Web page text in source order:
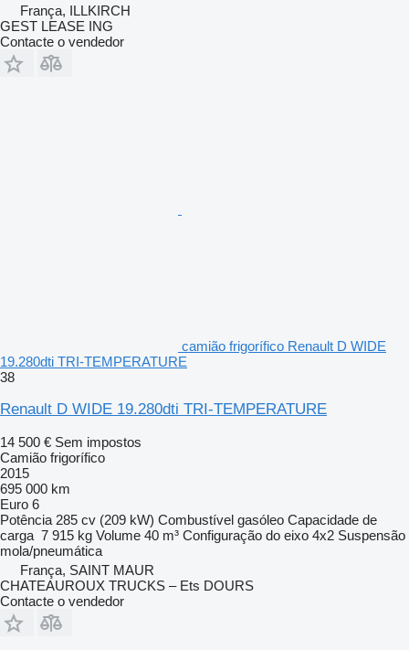
França, ILLKIRCH
GEST LEASE ING
Contacte o vendedor
camião frigorífico Renault D WIDE
19.280dti TRI-TEMPERATURE
38
Renault D WIDE 19.280dti TRI-TEMPERATURE
14 500 € Sem impostos
Camião frigorífico
2015
695 000 km
Euro 6
Potência 285 cv (209 kW) Combustível gasóleo Capacidade de
carga 7 915 kg Volume 40 m³ Configuração do eixo 4x2 Suspensão
mola/pneumática
França, SAINT MAUR
CHATEAUROUX TRUCKS – Ets DOURS
Contacte o vendedor